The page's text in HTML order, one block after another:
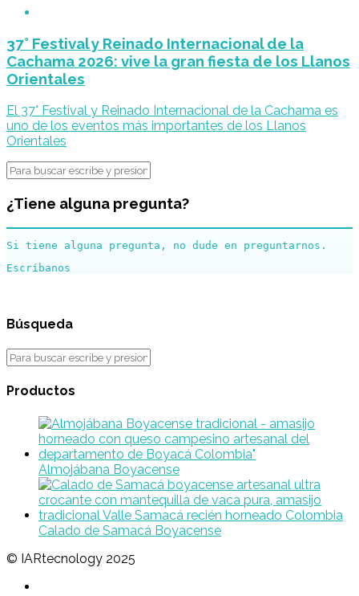
37° Festival y Reinado Internacional de la
Cachama 2026: vive la gran fiesta de los Llanos
Orientales
El 37° Festival y Reinado Internacional de la Cachama es
uno de los eventos más importantes de los Llanos
Orientales
¿Tiene alguna pregunta?
Si tiene alguna pregunta, no dude en preguntarnos.
Búsqueda
Productos
Almojábana Boyacense
Calado de Samacá Boyacense
© IARtecnology 2025